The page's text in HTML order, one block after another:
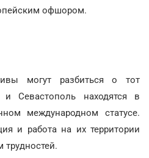
офшором.
могут разбиться о тот
Севастополь находятся в
международном статусе.
и работа на их территории